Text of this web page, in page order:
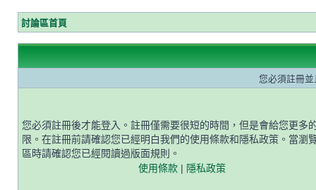
討論區首頁
您必須註冊
您必須註冊後才能登入。註冊僅需要很短的時間，但是會給您更多
限。在註冊前請確認您已經明白我們的使用條款和隱私政策。當瀏
區時請確認您已經閱讀過版面規則。
使用條款| 隱私政策